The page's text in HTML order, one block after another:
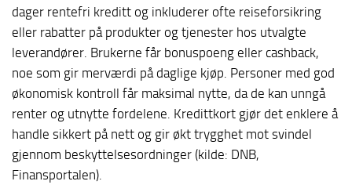
dager rentefri kreditt og inkluderer ofte reiseforsikring
eller rabatter på produkter og tjenester hos utvalgte
leverandører. Brukerne får bonuspoeng eller cashback,
noe som gir merværdi på daglige kjøp. Personer med god
økonomisk kontroll får maksimal nytte, da de kan unngå
renter og utnytte fordelene. Kredittkort gjør det enklere å
handle sikkert på nett og gir økt trygghet mot svindel
gjennom beskyttelsesordninger (kilde: DNB,
Finansportalen).